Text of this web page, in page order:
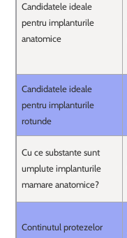
Candidatele ideale
pentru implanturile
anatomice
Candidatele ideale
pentru implanturile
rotunde
Cu ce substante sunt
umplute implanturile
mamare anatomice?
Continutul protezelor